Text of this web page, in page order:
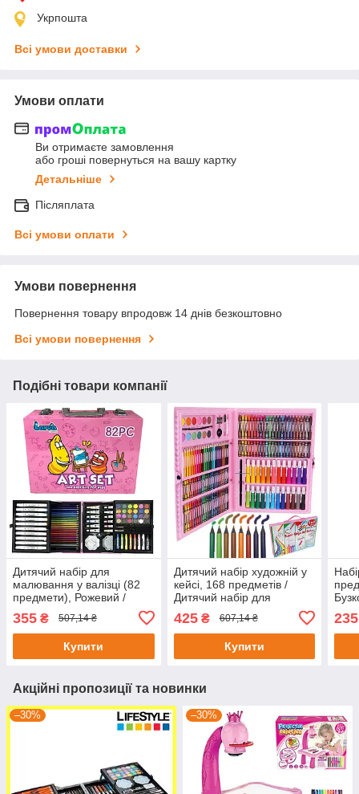
Укрпошта
Всі умови доставки
Умови оплати
Ви отримаєте замовлення
або гроші повернуться на вашу картку
Детальніше
Післяплата
Всі умови оплати
Умови повернення
Повернення товару впродовж 14 днів безкоштовно
Всі умови повернення
Подібні товари компанії
Дитячий набір для
малювання у валізці (82
предмети), Рожевий /
творчості
355 ₴ 507,14 ₴
Купити
Дитячий набір художній у
кейсі, 168 предметів /
Дитячий набір для
художника
425₴ 607,14 ₴
Купити
235
Акційні пропозиції та новинки
–30% –30%